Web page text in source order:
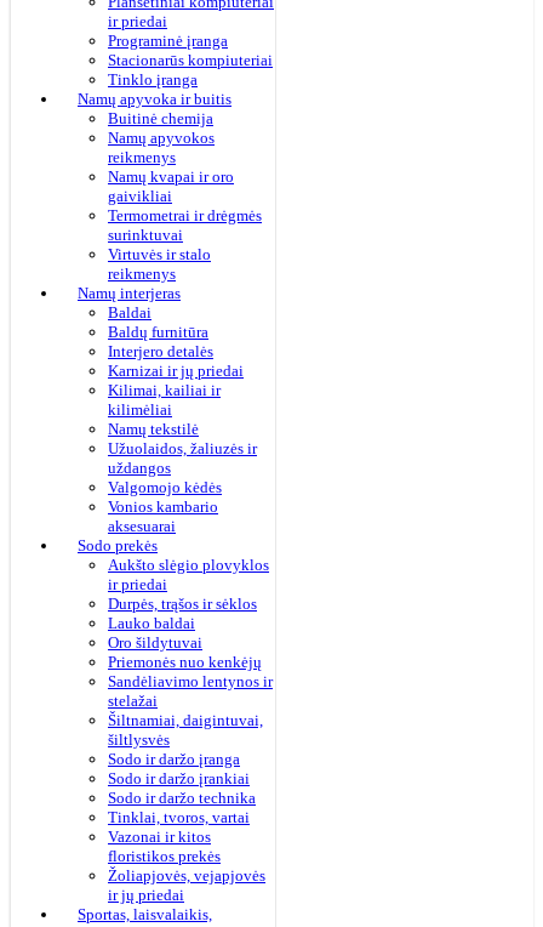
ir priedai
Programinė įranga
Stacionarūs kompiuteriai
Tinklo įranga
Namų apyvoka ir buitis
Buitinė chemija
Namų apyvokos
reikmenys
Namų kvapai ir oro
gaivikliai
Termometrai ir drėgmės
surinktuvai
Virtuvės ir stalo
reikmenys
Namų interjeras
Baldai
Baldų furnitūra
Interjero detalės
Karnizai ir jų priedai
Kilimai, kailiai ir
kilimėliai
Namų tekstilė
Užuolaidos, žaliuzės ir
uždangos
Valgomojo kėdės
Vonios kambario
aksesuarai
Sodo prekės
Aukšto slėgio plovyklos
ir priedai
Durpės, trąšos ir sėklos
Lauko baldai
Oro šildytuvai
Priemonės nuo kenkėjų
Sandėliavimo lentynos ir
stelažai
Šiltnamiai, daigintuvai,
šiltlysvės
Sodo ir daržo įranga
Sodo ir daržo įrankiai
Sodo ir daržo technika
Tinklai, tvoros, vartai
Vazonai ir kitos
floristikos prekės
Žoliapjovės, vejapjovės
ir jų priedai
Sportas, laisvalaikis,